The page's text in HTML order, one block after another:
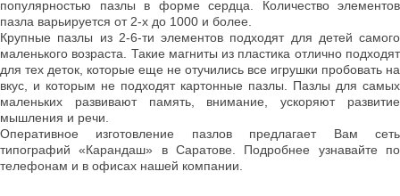
популярностью пазлы в форме сердца. Количество элементов
пазла варьируется от 2-х до 1000 и более.
Крупные пазлы из 2-6-ти элементов подходят для детей самого
маленького возраста. Такие магниты из пластика отлично подходят
для тех деток, которые еще не отучились все игрушки пробовать на
вкус, и которым не подходят картонные пазлы. Пазлы для самых
маленьких развивают память, внимание, ускоряют развитие
мышления и речи.
Оперативное изготовление пазлов предлагает Вам сеть
типографий «Карандаш» в Саратове. Подробнее узнавайте по
телефонам и в офисах нашей компании.